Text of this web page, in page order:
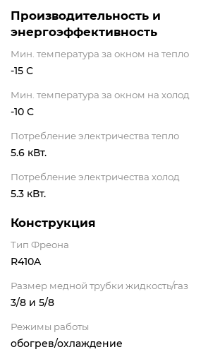
Производительность и
энергоэффективность
Мин. температура за окном на тепло
-15 С
Мин. температура за окном на холод
-10 С
Потребление электричества тепло
5.6 кВт.
Потребление электричества холод
5.3 кВт.
Конструкция
Тип Фреона
R410A
Размер медной трубки жидкость/газ
3/8 и 5/8
Режимы работы
обогрев/охлаждение